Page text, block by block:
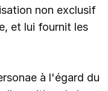
non exclusif
et lui fournit les
à l'égard du